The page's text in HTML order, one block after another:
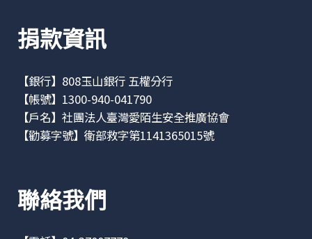
捐款資訊
【銀行】808玉山銀行 五權分行
【帳號】1300-940-041790
【戶名】社團法人臺灣愛陌生安全推廣協會
【勸募字號】衛部救字第1141365015號
聯絡我們